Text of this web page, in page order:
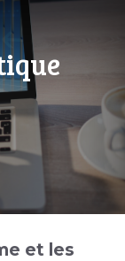
et les